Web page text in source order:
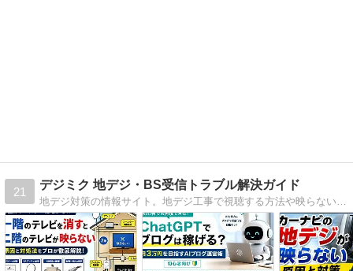
21
デジミク 地デジ・BS受信トラブル解決ガイド